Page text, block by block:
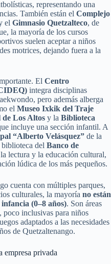
representando una
También están el Complejo
el Gimnasio Quetzalteco, de
la mayoría de los cursos
suelen aceptar a niños
motrices, dejando fuera a la
El Centro
integra disciplinas
pero además alberga
el Museo Ixkik del Traje
Los Altos y la Biblioteca
incluye una sección infantil. A
“Alberto Velásquez” de la
del Banco de
lectura y la educación cultural,
lúdica de los más pequeños.
cuenta con múltiples parques,
culturales, la mayoría no están
(0–8 años). Son áreas
poco inclusivas para niños
adaptados a las necesidades
de Quetzaltenango.
empresa privada